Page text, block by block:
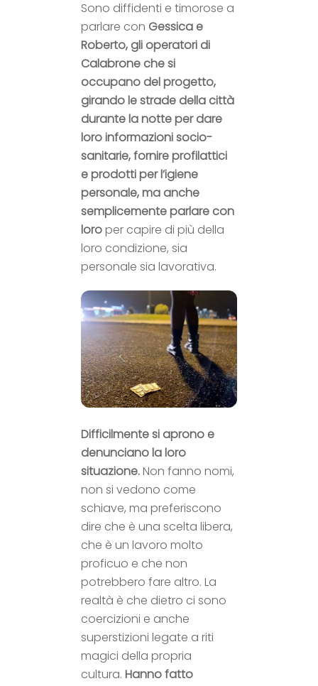
Sono diffidenti e timorose a
parlare con Gessica e
Roberto, gli operatori di
Calabrone che si
occupano del progetto,
girando le strade della città
durante la notte per dare
loro informazioni socio-
sanitarie, fornire profilattici
e prodotti per l’igiene
personale, ma anche
semplicemente parlare con
loroper capire di più della
loro condizione, sia
personale sia lavorativa.
Difficilmente si aprono e
denunciano la loro
situazione.Non fanno nomi,
non si vedono come
schiave, ma preferiscono
dire che è una scelta libera,
che è un lavoro molto
proficuo e che non
potrebbero fare altro. La
realtà è che dietro ci sono
coercizioni e anche
superstizioni legate a riti
magici della propria
cultura.Hanno fatto